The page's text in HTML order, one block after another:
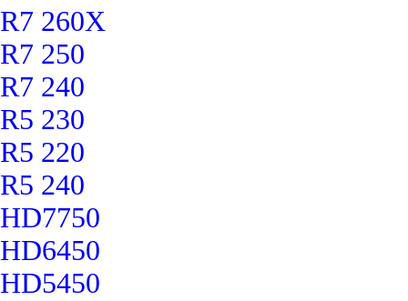
R7 260X
R7 250
R7 240
R5 230
R5 220
R5 240
HD7750
HD6450
HD5450